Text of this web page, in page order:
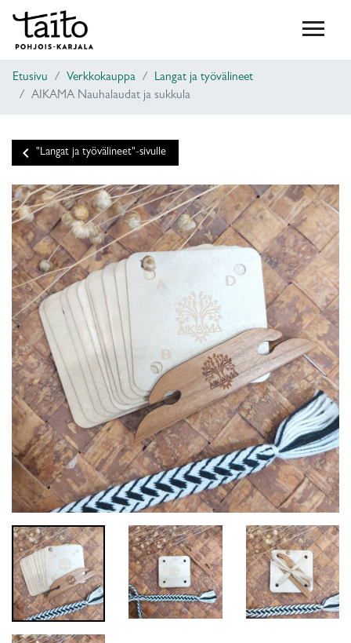
Etusivu Verkkokauppa
Langat ja työvälineet
AIKAMA Nauhalaudat ja sukkula
keyboard_arrow_left "Langat ja työvälineet"-sivulle